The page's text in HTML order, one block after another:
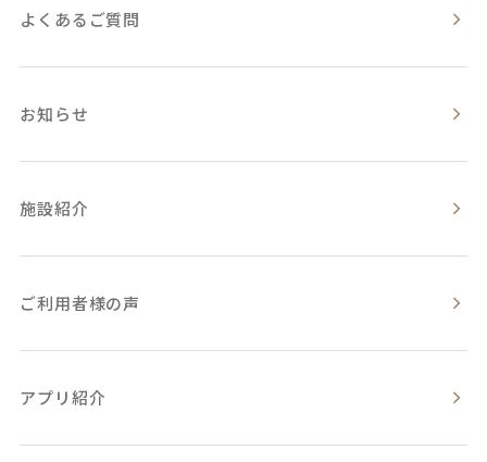
よくあるご質問
お知らせ
施設紹介
ご利用者様の声
アプリ紹介